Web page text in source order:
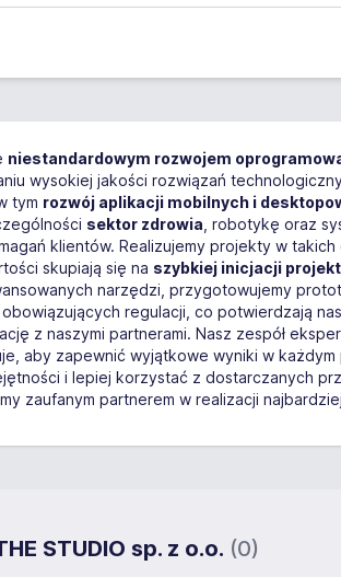
niestandardowym rozwojem
wysokiej jakości rozwiązań
tym rozwój aplikacji mobilnych i
sektor zdrowia , robotykę oraz
klientów. Realizujemy projekty w
skupiają się na szybkiej inicjacji
narzędzi, przygotowujemy
regulacji, co potwierdzają
z naszymi partnerami. Nasz zespół
aby zapewnić wyjątkowe wyniki w
i lepiej korzystać z dostarczanych
zaufanym partnerem w realizacji
STUDIO sp. z o.o. (0)